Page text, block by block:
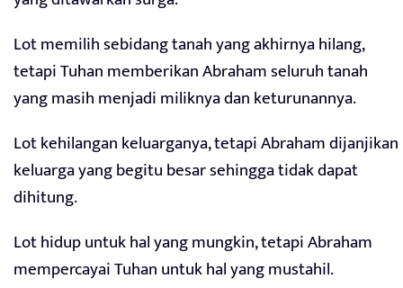
Lot memilih sebidang tanah yang akhirnya hilang,
tetapi Tuhan memberikan Abraham seluruh tanah
yang masih menjadi miliknya dan keturunannya.
Lot kehilangan keluarganya, tetapi Abraham dijanjikan
keluarga yang begitu besar sehingga tidak dapat
dihitung.
Lot hidup untuk hal yang mungkin, tetapi Abraham
mempercayai Tuhan untuk hal yang mustahil.